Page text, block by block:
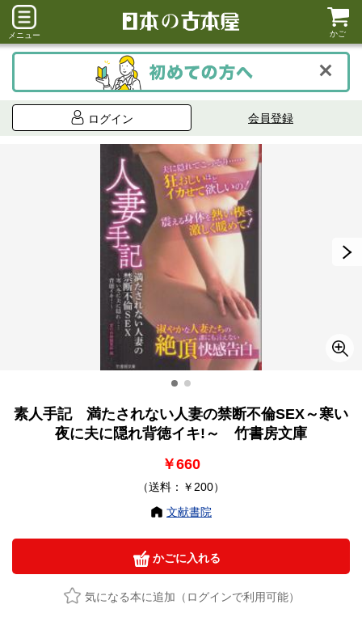
メニュー かご
ログイン 会員登録
素人手記 満たされない人妻の禁断不倫SEX～寒い
夜に夫に隠れ背徳イキ!～ 竹書房文庫
￥660
（送料：￥200）
文献書院
かごに入れる
気になる本に追加（ログインで利用可能）